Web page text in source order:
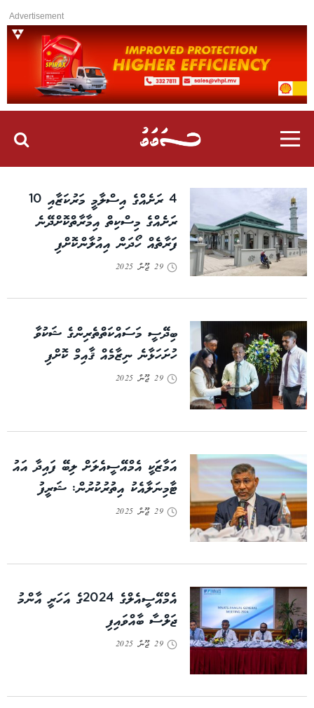
Advertisement
4 ރަށެއްގެ އިސްލާމީ މަރުކަޒާއި 10
ރަށެއްގެ މިސްކިތް އިމާރާތްކޮށްދޭނެ
ފަރާތެއް ހޯދަން އިއުލާންކޮށްފި
29 ޖޫން 2025
ބިދޭސީ މަސައްކަތްތެރިންގެ ޝަކުވާ
ހުށަހަޅާނެ ނިޒާމެއް ޤާއިމް ކޮށްފި
29 ޖޫން 2025
އަމާޒަކީ އެމްއޭސީއެލަށް ލިބޭ ފައިދާ އައު
ޓާމިނަލާއެކު އިތުރުކުރުން: ޝަރީފު
29 ޖޫން 2025
އެމްއޭސީއެލްގެ 2024ގެ އަހަރީ އާންމު
ޖަލްސާ ބާއްވައިފި
29 ޖޫން 2025